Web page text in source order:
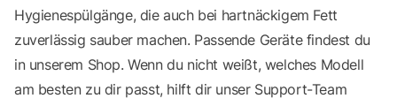
Hygienespülgänge, die auch bei hartnäckigem Fett
zuverlässig sauber machen. Passende Geräte findest du
in unserem Shop. Wenn du nicht weißt, welches Modell
am besten zu dir passt, hilft dir unser Support-Team